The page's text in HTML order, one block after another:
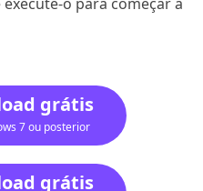
grátis
7 ou posterior
grátis